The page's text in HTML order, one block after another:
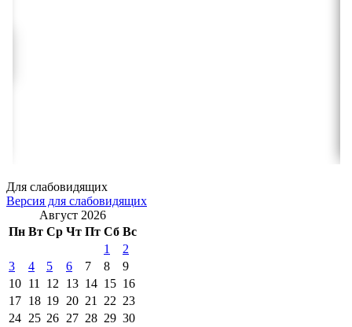
Для слабовидящих
Версия для слабовидящих
Август 2026
Пн Вт Ср Чт Пт Сб Вс
1
2
3
4 5 6 7 8
9
10 11 12 13 14 15 16
17 18 19 20 21 22 23
24 25 26 27 28 29 30